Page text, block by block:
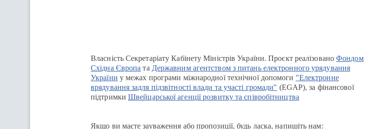
Власність Секретаріату Кабінету Міністрів України. Проєкт реалізованоФондом
Східна Європа та Державним агентством з питань електронного урядування
України у межах програми міжнародної технічної допомоги "Електронне
врядування задля підзвітності влади та участі громади" (EGAP), за фінансової
підтримки Швейцарської агенції розвитку та співробітництва
Якщо ви маєте зауваження або пропозиції, будь ласка, напишіть нам: